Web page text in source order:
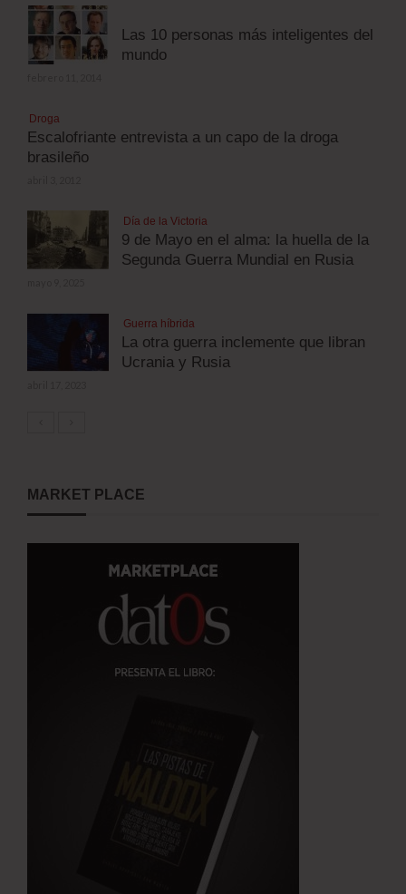
Las 10 personas más inteligentes del
mundo
Droga
Escalofriante entrevista a un capo de la droga
brasileño
Día de la Victoria
9 de Mayo en el alma: la huella de la
Segunda Guerra Mundial en Rusia
Guerra híbrida
La otra guerra inclemente que libran
Ucrania y Rusia
MARKET PLACE